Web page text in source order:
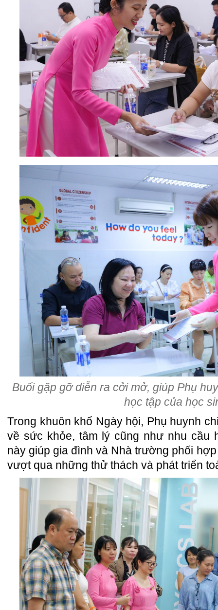
Buổi gặp gỡ diễn ra cởi mở, giúp Phụ
học tập của học
Trong khuôn khổ Ngày hội, Phụ huynh
về sức khỏe, tâm lý cũng như nhu cầu
này giúp gia đình và Nhà trường phối
vượt qua những thử thách và phát triển